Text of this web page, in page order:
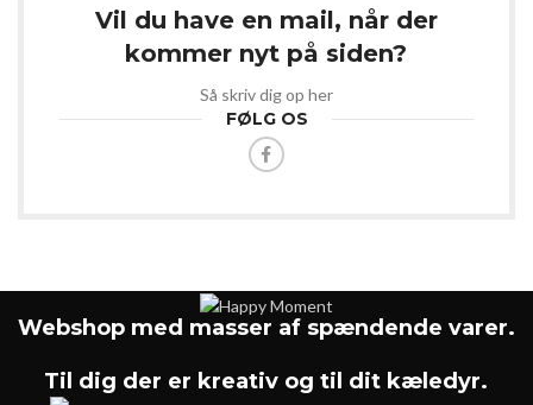
Vil du have en mail, når der
kommer nyt på siden?
Så skriv dig op her
FØLG OS
Webshop med masser af spændende varer.
Til dig der er kreativ og til dit kæledyr.